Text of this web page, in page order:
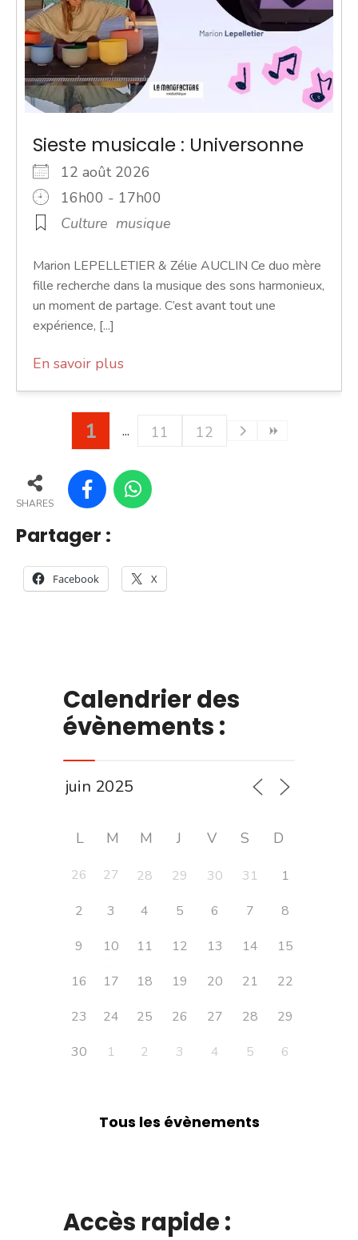
Sieste musicale : Universonne
12 août 2026
16h00 - 17h00
Culture musique
Marion LEPELLETIER & Zélie AUCLIN Ce duo mère
fille recherche dans la musique des sons harmonieux,
un moment de partage. C’est avant tout une
expérience, [...]
En savoir plus
1 11 12
SHARES
Partager :
Facebook X
Calendrier des
évènements :
L M M J V S D
26 27 28 29 30 31
1
2
3 4 5 6 7
8
9
10 11 12 13 14
15
16
17 18 19 20 21
22
23
24 25 26 27 28
29
30
1 2 3 4 5 6
Tous les évènements
Accès rapide :